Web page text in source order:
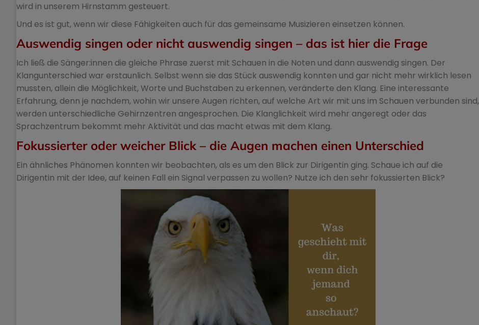
wird in unserem Hirnstamm gesteuert.
Und es ist gut, wenn wir diese Fähigkeiten auch für das gemeinsame Musizieren einsetzen können.
Auswendig singen oder nicht auswendig singen – das ist hier die Frage
Ich ließ die Sänger:innen die gleiche Phrase zuerst mit Schauen in die Noten und dann auswendig singen. Der
Klangunterschied war erstaunlich. Selbst wenn sie das Stück auswendig konnten und gar nicht mehr wirklich lesen
mussten, allein die Möglichkeit, Worte und Buchstaben zu erkennen, veränderte den Klang. Eine interessante
Erfahrung, denn je nachdem, wohin wir unsere Augen richten, auf welche Art wir mit uns im Schauen verbunden sind,
werden unterschiedliche Gehirnzentren angesprochen. Die Klanglichkeit wird mehr angeregt oder das
Sprachzentrum bekommt mehr Aktivität und das macht etwas mit dem Klang.
Fokussierter oder weicher Blick – die Augen machen einen Unterschied
Ein ähnliches Phänomen konnten wir beobachten, als es um den Blick zur Dirigentin ging. Schaue ich auf die
Dirigentin mit der Idee, auf keinen Fall ein Signal verpassen zu wollen? Nutze ich den sehr fokussierten Blick?